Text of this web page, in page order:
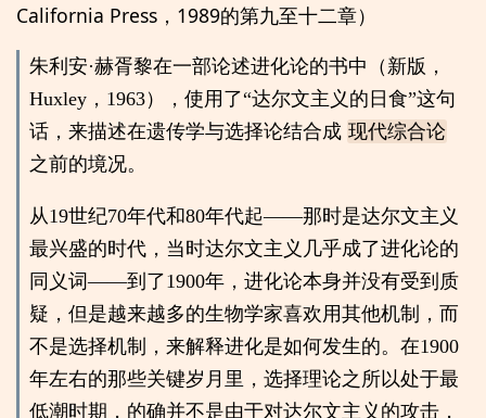
California Press，1989的第九至十二章）
朱利安·赫胥黎在一部论述进化论的书中（新版，
Huxley，1963），使用了“达尔文主义的日食”这句
话，来描述在遗传学与选择论结合成 现代综合论
之前的境况。
从19世纪70年代和80年代起——那时是达尔文主义
最兴盛的时代，当时达尔文主义几乎成了进化论的
同义词——到了1900年，进化论本身并没有受到质
疑，但是越来越多的生物学家喜欢用其他机制，而
不是选择机制，来解释进化是如何发生的。在1900
年左右的那些关键岁月里，选择理论之所以处于最
低潮时期，的确并不是由于对达尔文主义的攻击，